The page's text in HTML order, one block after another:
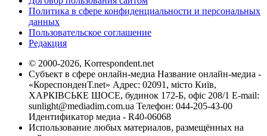
Политика в сфере конфиденциальности и персональных
данных
Пользовательское соглашение
Редакция
© 2000-2026, Korrespondent.net
Субъект в сфере онлайн-медиа Название онлайн-медиа -
«КореспонденТ.net» Адрес: 02091, місто Київ,
ХАРКІВСЬКЕ ШОСЕ, будинок 172-Б, офіс 208/1 E-mail:
sunlight@mediadim.com.ua Телефон: 044-205-43-00
Идентификатор медиа - R40-06068
Использование любых материалов, размещённых на